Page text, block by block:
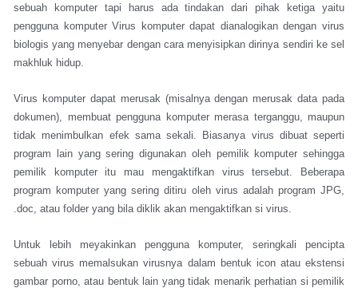
sebuah komputer tapi harus ada tindakan dari pihak ketiga yaitu
pengguna komputer Virus komputer dapat dianalogikan dengan virus
biologis yang menyebar dengan cara menyisipkan dirinya sendiri ke sel
makhluk hidup.
Virus komputer dapat merusak (misalnya dengan merusak data pada
dokumen), membuat pengguna komputer merasa terganggu, maupun
tidak menimbulkan efek sama sekali. Biasanya virus dibuat seperti
program lain yang sering digunakan oleh pemilik komputer sehingga
pemilik komputer itu mau mengaktifkan virus tersebut. Beberapa
program komputer yang sering ditiru oleh virus adalah program JPG,
.doc, atau folder yang bila diklik akan mengaktifkan si virus.
Untuk lebih meyakinkan pengguna komputer, seringkali pencipta
sebuah virus memalsukan virusnya dalam bentuk icon atau ekstensi
gambar porno, atau bentuk lain yang tidak menarik perhatian si pemilik